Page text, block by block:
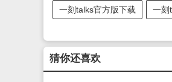
一刻talks官方版下载 一刻
猜你还喜欢